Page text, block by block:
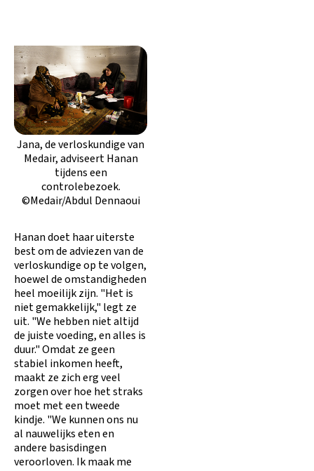
Jana, de verloskundige van
Medair, adviseert Hanan
tijdens een
controlebezoek.
©Medair/Abdul Dennaoui
Hanan doet haar uiterste
best om de adviezen van de
verloskundige op te volgen,
hoewel de omstandigheden
heel moeilijk zijn. "Het is
niet gemakkelijk," legt ze
uit. "We hebben niet altijd
de juiste voeding, en alles is
duur." Omdat ze geen
stabiel inkomen heeft,
maakt ze zich erg veel
zorgen over hoe het straks
moet met een tweede
kindje. "We kunnen ons nu
al nauwelijks eten en
andere basisdingen
veroorloven. Ik maak me